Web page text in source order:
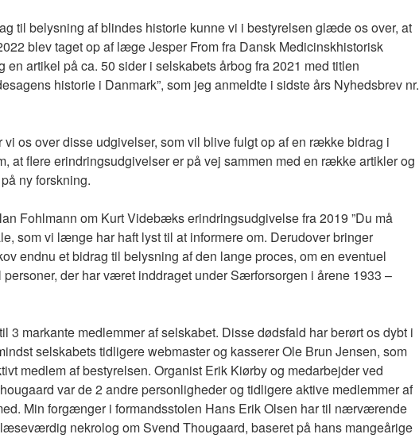
til belysning af blindes historie kunne vi i bestyrelsen glæde os over, at
blev taget op af læge Jesper From fra Dansk Medicinskhistorisk
en artikel på ca. 50 sider i selskabets årbog fra 2021 med titlen
historie i Danmark”, som jeg anmeldte i sidste års Nyhedsbrev nr.
os over disse udgivelser, som vil blive fulgt op af en række bidrag i
at flere erindringsudgivelser er på vej sammen med en række artikler og
ny forskning.
Fohlmann om Kurt Videbæks erindringsudgivelse fra 2019 ”Du må
som vi længe har haft lyst til at informere om. Derudover bringer
endnu et bidrag til belysning af den lange proces, om en eventuel
der har været inddraget under Særforsorgen i årene 1933 –
3 markante medlemmer af selskabet. Disse dødsfald har berørt os dybt i
selskabets tidligere webmaster og kasserer Ole Brun Jensen, som
medlem af bestyrelsen. Organist Erik Kiørby og medarbejder ved
var de 2 andre personligheder og tidligere aktive medlemmer af
Min forgænger i formandsstolen Hans Erik Olsen har til nærværende
nekrolog om Svend Thougaard, baseret på hans mangeårige